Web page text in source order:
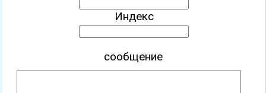
Индекс
сообщение